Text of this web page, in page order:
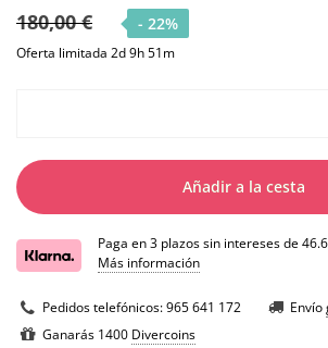
180,00 € - 22%
Oferta limitada 2d 9h 51m
Añadir a la cesta
Paga en 3 plazos sin intereses de
Más información
Pedidos telefónicos:965 641 172 Envío
Ganarás 1400 Divercoins